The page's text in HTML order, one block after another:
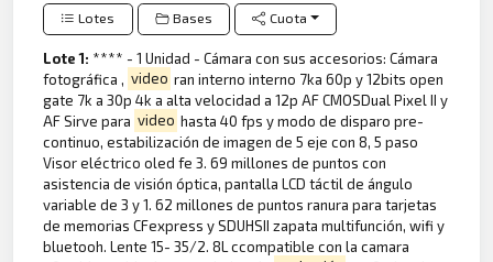
Lotes Bases Cuota
Lote 1: **** - 1 Unidad - Cámara con sus accesorios: Cámara
fotográfica , video ran interno interno 7ka 60p y 12bits open
gate 7k a 30p 4k a alta velocidad a 12p AF CMOSDual Pixel II y
AF Sirve para video hasta 40 fps y modo de disparo pre-
continuo, estabilización de imagen de 5 eje con 8, 5 paso
Visor eléctrico oled fe 3. 69 millones de puntos con
asistencia de visión óptica, pantalla LCD táctil de ángulo
variable de 3 y 1. 62 millones de puntos ranura para tarjetas
de memorias CFexpress y SDUHSII zapata multifunción, wifi y
bluetooh. Lente 15- 35/2. 8L ccompatible con la camara